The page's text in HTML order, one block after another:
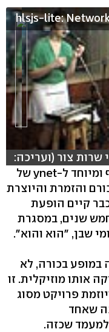
hlsjs-lite:
שרות צור (ועריכה:
לכבוד האירוע, הנה ביצוע משותף ומיוחד ל-ynet של
והזמרת והיוצרת
קיים הופעת
שנים, במסגרת
שבן, "הוא והוא".
במופע בכורה, לא
אותו מוזיקלית. זו
פרויקט מסוג
שאחד
למעמד שכזה.